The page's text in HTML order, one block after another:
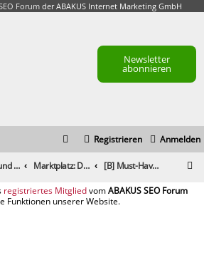
Forumder ABAKUS Internet Marketing GmbH
Newsletter
abonnieren
Anmelden
Registrieren
Jobbörse und Marktplatz Marktplatz: Dienstleistungen [B] Must-Have Backlinks - Rabattaktion !
registriertes Mitglied